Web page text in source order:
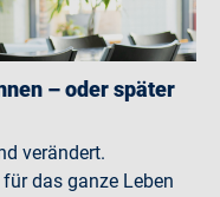
– oder später
verändert.
das ganze Leben